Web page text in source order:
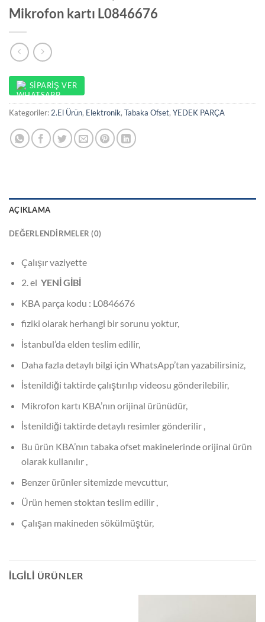
Mikrofon kartı L0846676
SIPARIŞ VER
Kategoriler: 2.El Ürün, Elektronik, Tabaka Ofset, YEDEK PARÇA
AÇIKLAMA
DEĞERLENDIRMELER (0)
Çalışır vaziyette
2. el YENİ GİBİ
KBA parça kodu : L0846676
fiziki olarak herhangi bir sorunu yoktur,
İstanbul’da elden teslim edilir,
Daha fazla detaylı bilgi için WhatsApp’tan yazabilirsiniz,
İstenildiği taktirde çalıştırılıp videosu gönderilebilir,
Mikrofon kartı KBA’nın orijinal ürünüdür,
İstenildiği taktirde detaylı resimler gönderilir ,
Bu ürün KBA’nın tabaka ofset makinelerinde orijinal ürün
olarak kullanılır ,
Benzer ürünler sitemizde mevcuttur,
Ürün hemen stoktan teslim edilir ,
Çalışan makineden sökülmüştür,
İLGILI ÜRÜNLER